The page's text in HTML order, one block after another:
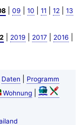
| 09 10 11 12 13
2019 2017 2016
Daten
Programm
Wohnung|